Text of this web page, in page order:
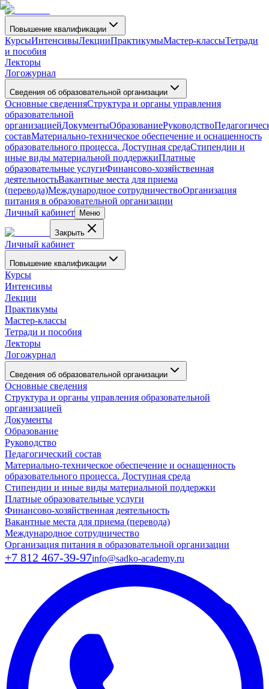
Повышение квалификации
КурсыИнтенсивыЛекцииПрактикумыМастер-классыТетради
и пособия
Лекторы
Логожурнал
Сведения об образовательной организации
Основные сведенияСтруктура и органы управления
образовательной
организациейДокументыОбразованиеРуководство
составМатериально-техническое обеспечение и оснащенность
образовательного процесса. Доступная средаСтипендии и
иные виды материальной поддержкиПлатные
образовательные услугиФинансово-хозяйственная
деятельностьВакантные места для приема
(перевода)Международное сотрудничествоОрганизация
питания в образовательной организации
Личный кабинет
Меню
Закрыть
Личный кабинет
Повышение квалификации
Курсы
Интенсивы
Лекции
Практикумы
Мастер-классы
Тетради и пособия
Лекторы
Логожурнал
Сведения об образовательной организации
Основные сведения
Структура и органы управления образовательной
организацией
Документы
Образование
Руководство
Педагогический состав
Материально-техническое обеспечение и оснащенность
образовательного процесса. Доступная среда
Стипендии и иные виды материальной поддержки
Платные образовательные услуги
Финансово-хозяйственная деятельность
Вакантные места для приема (перевода)
Международное сотрудничество
Организация питания в образовательной организации
+7 812 467-39-97info@sadko-academy.ru